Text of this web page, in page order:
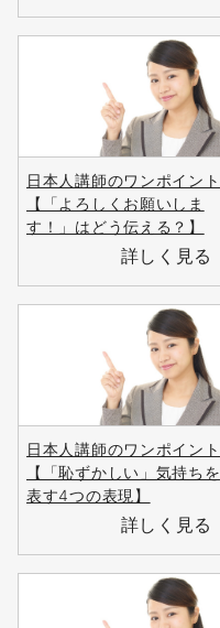
日本人講師のワンポイント
【「よろしくお願いしま
す！」はどう伝える？】
詳しく見る
日本人講師のワンポイント
【「恥ずかしい」気持ちを
表す4つの表現】
詳しく見る